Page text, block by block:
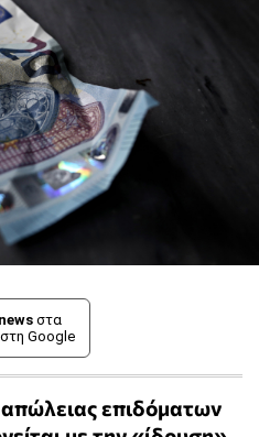
στα
Google
απώλειας επιδόματων